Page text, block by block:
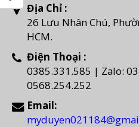
Địa Chỉ :
26 Lưu Nhân Chú,
HCM.
Điện Thoại :
0385.331.585 | Zalo:
0568.254.252
Email: